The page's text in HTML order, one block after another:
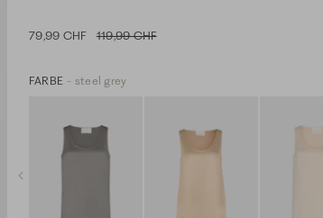
79,99 CHF 119,99 CHF
FARBE - steel grey